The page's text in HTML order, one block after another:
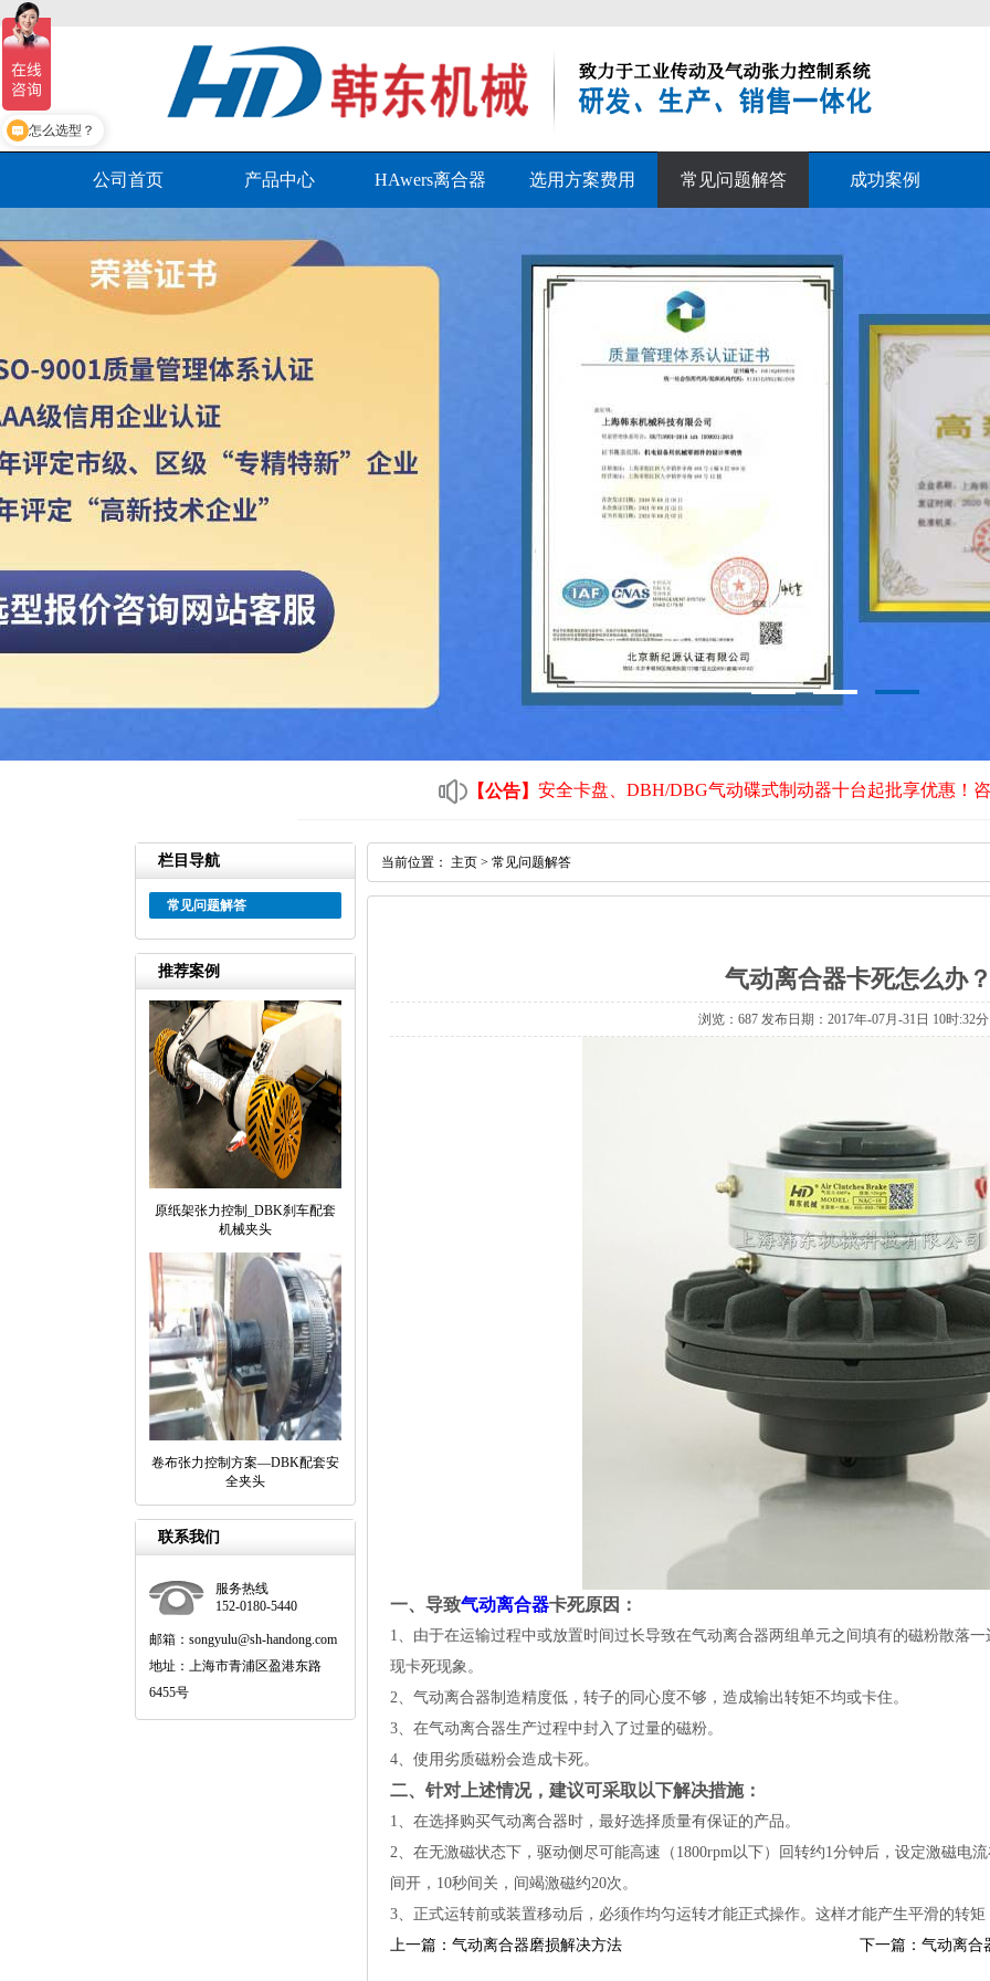
公司首页 产品中心 HAwers离合器 选用方案费用 常见问题解答 成功案例
【公告】 安全卡盘、DBH/DBG气动碟式制动器十台起批享优惠！
栏目导航
常见问题解答
推荐案例
原纸架张力控制_DBK刹车配套
机械夹头
卷布张力控制方案—DBK配套安
全夹头
联系我们
服务热线
152-0180-5440
邮箱：songyulu@sh-handong.com
地址：上海市青浦区盈港东路
6455号
当前位置： 主页 > 常见问题解答
气动离合器卡死怎么办
浏览： 687 发布日期：2017年-07月-31日 10时:32
一、导致气动离合器卡死原因：
1、由于在运输过程中或放置时间过长导致在气动离合器两组单元之间填有的磁粉散落
现卡死现象。
2、气动离合器制造精度低，转子的同心度不够，造成输出转矩不均或卡住。
3、在气动离合器生产过程中封入了过量的磁粉。
4、使用劣质磁粉会造成卡死。
二、针对上述情况，建议可采取以下解决措施：
1、在选择购买气动离合器时，最好选择质量有保证的产品。
2、在无激磁状态下，驱动侧尽可能高速（1800rpm以下）回转约1分钟后，设定激磁电
间开，10秒间关，间竭激磁约20次。
3、正式运转前或装置移动后，必须作均匀运转才能正式操作。这样才能产生平滑的转矩
上一篇：气动离合器磨损解决方法
下一篇：气动离合
怎么选型？
现在有优惠活动吗